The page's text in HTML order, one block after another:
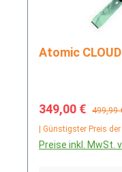
Verkaufspreis:
349,00 € 499,99
| Günstigster Preis
Preise inkl. MwSt.